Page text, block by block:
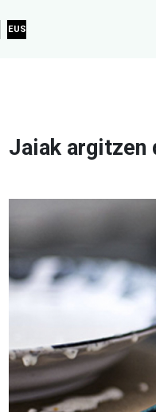
EUS
Jaiak argitzen